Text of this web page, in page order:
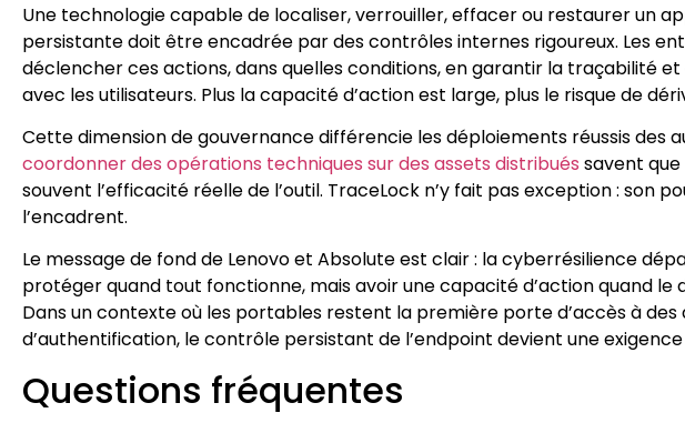
Une technologie capable de localiser, verrouiller, effacer ou restaurer un
persistante doit être encadrée par des contrôles internes rigoureux. Les
déclencher ces actions, dans quelles conditions, en garantir la traçabilité
avec les utilisateurs. Plus la capacité d’action est large, plus le risque de
Cette dimension de gouvernance différencie les déploiements réussis des
coordonner des opérations techniques sur des assets distribués savent
souvent l’efficacité réelle de l’outil. TraceLock n’y fait pas exception : son
l’encadrent.
Le message de fond de Lenovo et Absolute est clair : la cyberrésilience
protéger quand tout fonctionne, mais avoir une capacité d’action quand le
Dans un contexte où les portables restent la première porte d’accès à
d’authentification, le contrôle persistant de l’endpoint devient une
Questions fréquentes